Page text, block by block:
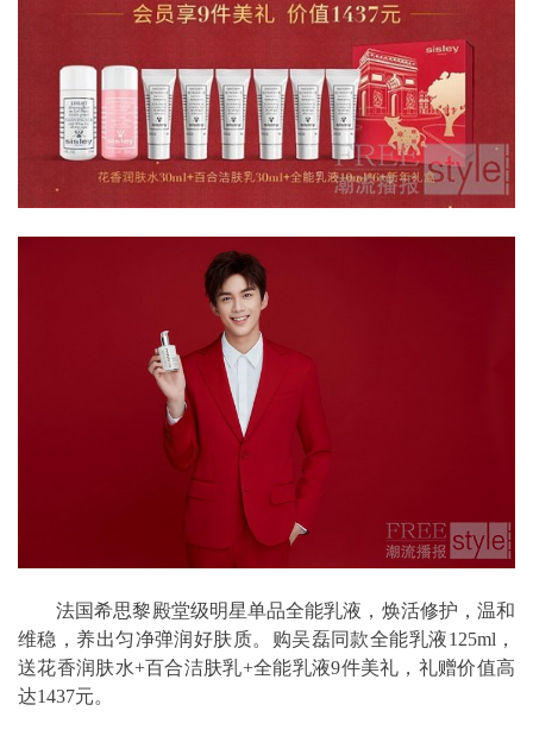
法国希思黎殿堂级明星单品全能乳液，焕活修护，温和
维稳，养出匀净弹润好肤质。购吴磊同款全能乳液125ml，
送花香润肤水+百合洁肤乳+全能乳液9件美礼，礼赠价值高
达1437元。